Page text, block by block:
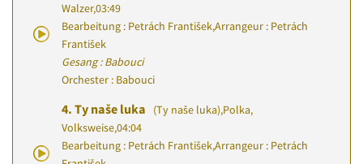
Walzer,03:49
Bearbeitung : Petrách František,Arrangeur : Petrách
František
Gesang : Babouci
Orchester : Babouci
4. Ty naše luka (Ty naše luka),Polka,
Volksweise,04:04
Bearbeitung : Petrách František,Arrangeur : Petrách